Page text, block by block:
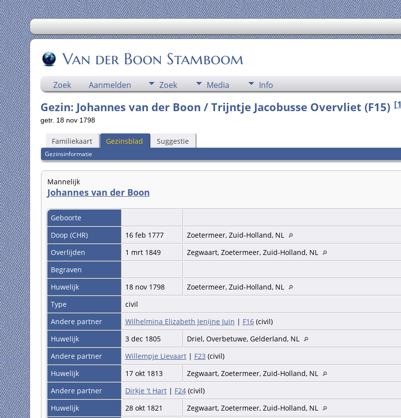
Van der Boon Stamboom
Zoek Aanmelden Zoek Media Info
Gezin: Johannes van der Boon / Trijntje Jacobusse Overvliet (F15)[1
getr. 18 nov 1798
Familiekaart Gezinsblad Suggestie
Gezinsinformatie
Mannelijk
Johannes van der Boon
Geboorte
Doop (CHR)
16 feb 1777
Zoetermeer, Zuid-Holland, NL
Overlijden
1 mrt 1849
Zegwaart, Zoetermeer, Zuid-Holland, NL
Begraven
Huwelijk
18 nov 1798
Zoetermeer, Zuid-Holland, NL
Type
civil
Andere partner
Wilhelmina Elizabeth Jenijne Juin | F16(civil)
Huwelijk
3 dec 1805
Driel, Overbetuwe, Gelderland, NL
Andere partner
Willempje Lievaart| F23 (civil)
Huwelijk
17 okt 1813
Zegwaart, Zoetermeer, Zuid-Holland, NL
Andere partner
Dirkje 't Hart| F24(civil)
Huwelijk
28 okt 1821
Zegwaart, Zoetermeer, Zuid-Holland, NL